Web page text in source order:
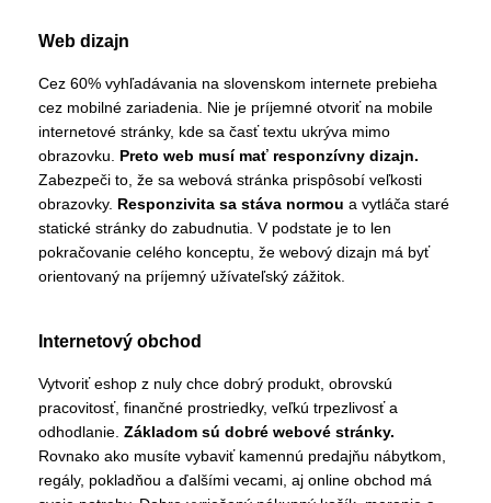
Web dizajn
Cez 60% vyhľadávania na slovenskom internete prebieha
cez mobilné zariadenia. Nie je príjemné otvoriť na mobile
internetové stránky, kde sa časť textu ukrýva mimo
obrazovku. Preto web musí mať responzívny dizajn.
Zabezpeči to, že sa webová stránka prispôsobí veľkosti
obrazovky. Responzivita sa stáva normou a vytláča staré
statické stránky do zabudnutia. V podstate je to len
pokračovanie celého konceptu, že webový dizajn má byť
orientovaný na príjemný užívateľský zážitok.
Internetový obchod
Vytvoriť eshop z nuly chce dobrý produkt, obrovskú
pracovitosť, finančné prostriedky, veľkú trpezlivosť a
odhodlanie. Základom sú dobré webové stránky.
Rovnako ako musíte vybaviť kamennú predajňu nábytkom,
regály, pokladňou a ďalšími vecami, aj online obchod má